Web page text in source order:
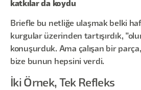
katkılar da koydu
Briefle bu netliğe ulaşmak belki
kurgular üzerinden tartışırdık,
konuşurduk. Ama çalışan bir
bize bunun hepsini verdi.
İki Örnek, Tek Refleks